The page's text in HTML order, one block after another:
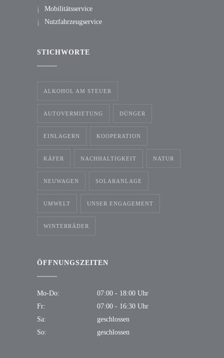
Mobilitätsservice
Nutzfahrzeugservice
STICHWORTE
ALKOHOL AM STEUER
AUTOVERMIETUNG DÜNGER
EINLAGERN KOOPERATION
KÄFER NACHHALTIGKEIT NATUR
NEUWAGEN SOLARANLAGE
UMWELT UNSER ENGAGEMENT
WINTERRÄDER
ÖFFNUNGSZEITEN
Mo-Do:
07:00 - 18:00 Uhr
Fr:
07:00 - 16:30 Uhr
Sa:
geschlossen
So:
geschlossen